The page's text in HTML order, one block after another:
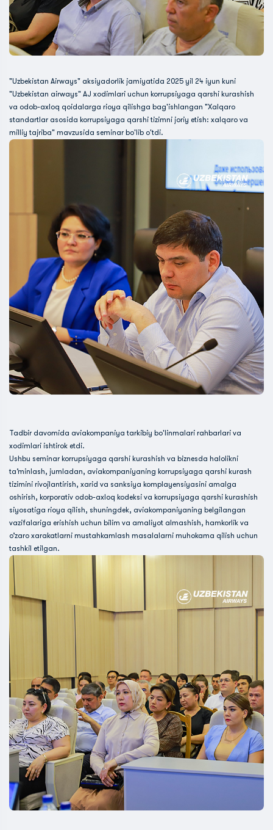
"Uzbekistan Airways" aksiyadorlik jamiyatida 2025 yil 24 iyun kuni
"Uzbekistan airways" AJ xodimlari uchun korrupsiyaga qarshi kurashish
va odob-axloq qoidalarga rioya qilishga bag'ishlangan "Xalqaro
standartlar asosida korrupsiyaga qarshi tizimni joriy etish: xalqaro va
milliy tajriba" mavzusida seminar bo'lib o'tdi.
Tadbir davomida aviakompaniya tarkibiy bo'linmalari rahbarlari va
xodimlari ishtirok etdi.
Ushbu seminar korrupsiyaga qarshi kurashish va biznesda halolikni
ta’minlash, jumladan, aviakompaniyaning korrupsiyaga qarshi kurash
tizimini rivojlantirish, xarid va sanksiya komplayensiyasini amalga
oshirish, korporativ odob-axloq kodeksi va korrupsiyaga qarshi kurashish
siyosatiga rioya qilish, shuningdek, aviakompaniyaning belgilangan
vazifalariga erishish uchun bilim va amaliyot almashish, hamkorlik va
o’zaro xarakatlarni mustahkamlash masalalarni muhokama qilish uchun
tashkil etilgan.